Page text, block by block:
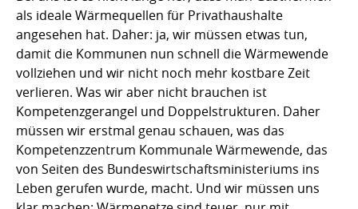
als ideale Wärmequellen für Privathaushalte
angesehen hat. Daher: ja, wir müssen etwas tun,
damit die Kommunen nun schnell die Wärmewende
vollziehen und wir nicht noch mehr kostbare Zeit
verlieren. Was wir aber nicht brauchen ist
Kompetenzgerangel und Doppelstrukturen. Daher
müssen wir erstmal genau schauen, was das
Kompetenzzentrum Kommunale Wärmewende, das
von Seiten des Bundeswirtschaftsministeriums ins
Leben gerufen wurde, macht. Und wir müssen uns